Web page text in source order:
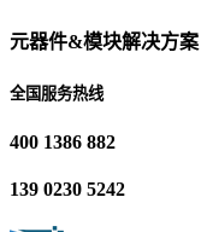
元器件&模块解决方案
全国服务热线
400 1386 882
139 0230 5242